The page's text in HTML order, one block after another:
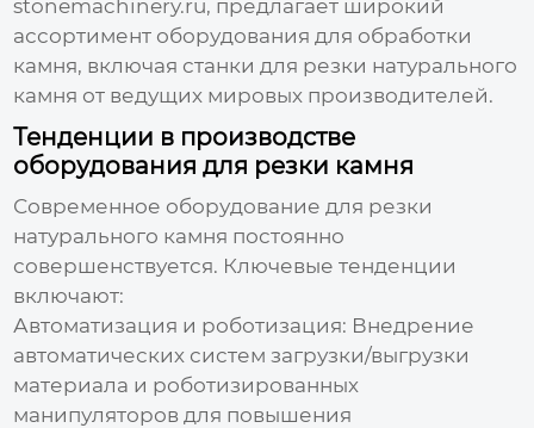
stonemachinery.ru, предлагает широкий
ассортимент оборудования для обработки
камня, включая станки для резки натурального
камня от ведущих мировых производителей.
Тенденции в производстве
оборудования для резки камня
Современное оборудование для резки
натурального камня постоянно
совершенствуется. Ключевые тенденции
включают:
Автоматизация и роботизация: Внедрение
автоматических систем загрузки/выгрузки
материала и роботизированных
манипуляторов для повышения